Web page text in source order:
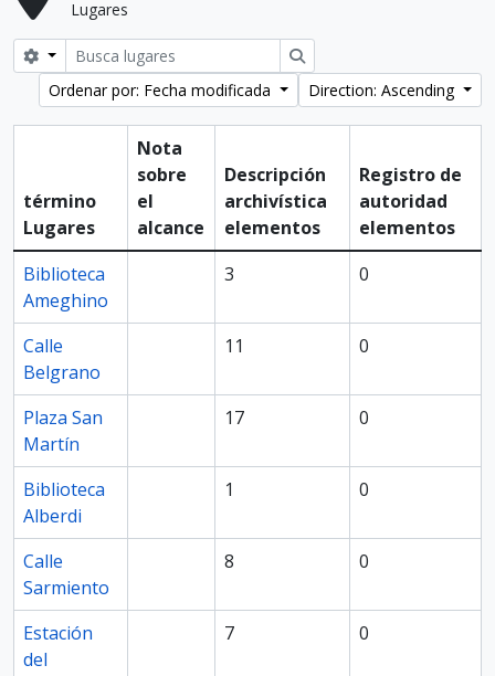
Lugares
Search options
Búsqueda
Ordenar por: Fecha modificada
Direction: Ascending
término
Lugares
Nota
sobre
el
alcance
Descripción
archivística
elementos
Registro de
autoridad
elementos
Biblioteca
Ameghino
3 0
Calle
Belgrano
11 0
Plaza San
Martín
17 0
Biblioteca
Alberdi
1 0
Calle
Sarmiento
8 0
Estación
del
7 0